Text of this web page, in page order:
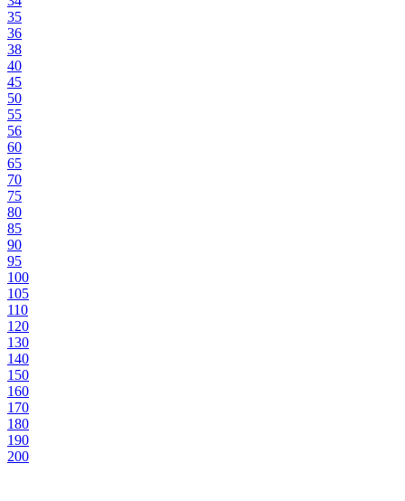
35
36
38
40
45
50
55
56
60
65
70
75
80
85
90
95
100
105
110
120
130
140
150
160
170
180
190
200